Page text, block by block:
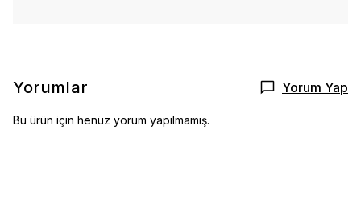
Yorumlar Yorum Yap
Bu ürün için henüz yorum yapılmamış.